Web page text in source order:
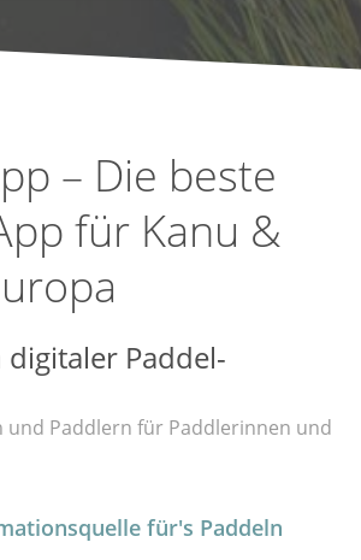
– Die beste
für Kanu &
digitaler Paddel-
und Paddlern für Paddlerinnen und
für's Paddeln